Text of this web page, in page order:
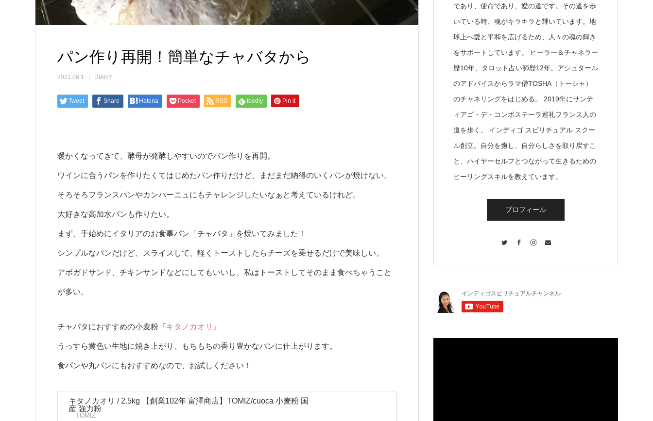
パン作り再開！簡単なチャバタから
2021.06.1 DIARY
Tweet Share Hatena Pocket RSS feedly Pin it
暖かくなってきて、酵母が発酵しやすいのでパン作りを再開。
ワインに合うパンを作りたくてはじめたパン作りだけど、まだまだ納得のいくパンが焼けない。
そろそろフランスパンやカンパーニュにもチャレンジしたいなぁと考えているけれど。
大好きな高加水パンも作りたい。
まず、手始めにイタリアのお食事パン「チャバタ」を焼いてみました！
シンプルなパンだけど、スライスして、軽くトーストしたらチーズを乗せるだけで美味しい。
アボガドサンド、チキンサンドなどにしてもいいし、私はトーストしてそのまま食べちゃうこと
が多い。
チャパタにおすすめの小麦粉『キタノカオリ 』
うっすら黄色い生地に焼き上がり、もちもちの香り豊かなパンに仕上がります。
食パンや丸パンにもおすすめなので、お試しください！
キタノカオリ / 2.5kg 【創業102年 富澤商店】TOMIZ/cuoca 小麦粉 国
産 強力粉
TOMIZ
であり、使命であり、愛の道です。その道を歩
いている時、魂がキラキラと輝いています。地
球上へ愛と平和を広げるため、人々の魂の輝き
をサポートしています。 ヒーラー＆チャネラー
歴10年、タロット占い師歴12年。アシュタール
のアドバイスからラマ僧TOSHA（トーシャ）
のチャネリングをはじめる。 2019年にサンテ
ィアゴ・デ・コンポステーラ巡礼フランス人の
道を歩く。 インディゴ スピリチュアル スクー
ル創立。自分を癒し、自分らしさを取り戻すこ
と、ハイヤーセルフとつながって生きるための
ヒーリングスキルを教えています。
プロフィール